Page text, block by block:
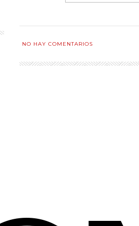
NO HAY COMENTARIOS